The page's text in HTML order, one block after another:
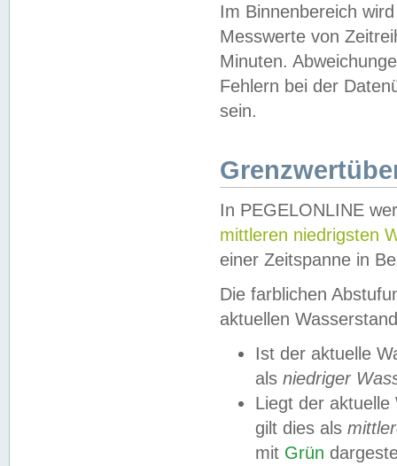
Im Binnenbereich
Messwerte von
Minuten.
Fehlern bei der
sein.
In PEGELONLINE
mittleren niedrigsten
einer Zeitspanne in
Die farblichen
aktuellen
Ist der aktuelle
als niedriger
Liegt der
gilt dies als
mit Grün